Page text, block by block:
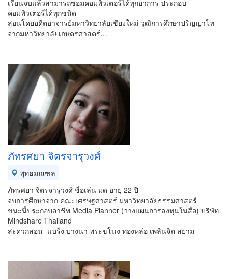
เรียนจบแล้วสามารถซ่อมคอมพิวเตอร์ได้ทุกอาการ ประกอบ
คอมพิวเตอร์ได้ทุกชนิด
สอนโดยอดีตอาจารย์มหาวิทยาลัยเชียงใหม่ วุฒิการศึกษาปริญญาโท
จากมหาวิทยาลัยเกษตรศาสตร์…
ภัทรศยา จิตรจารุวงศ์
พุทธมณฑล
ภัทรศยา จิตรจารุวงศ์ ชื่อเล่น มด อายุ 22 ปี
จบการศึกษาจาก คณะเศรษฐศาสตร์ มหาวิทยาลัยธรรมศาสตร์
ขนะนี้ประกอบอาชีพ Media Planner (วางแผนการลงทุนในสื่อ) บริษัท
Mindshare Thailand
สะดวกสอน -แบริ่ง บางนา พระขโนง ทองหล่อ เพลินจิต สยาม